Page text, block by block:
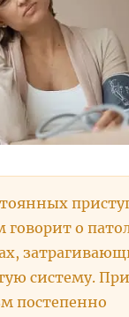
говорит о
систему.
постепенно